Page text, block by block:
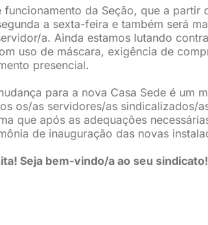
da Seção, que a partir
a sexta-feira e também será
a. Ainda estamos lutando
uso de máscara, exigência de
presencial.
para a nova Casa Sede é um
os/as servidores/as sindicalizados/
que após as adequações
de inauguração das novas
Seja bem-vindo/a ao seu sindicato!